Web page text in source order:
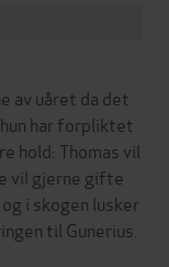
av uåret da det
har forpliktet
hold: Thomas vil
vil gjerne gifte
i skogen lusker
til Gunerius.